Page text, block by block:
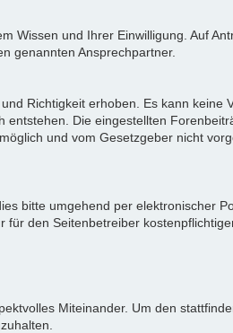
Wissen und Ihrer Einwilligung. Auf
genannten Ansprechpartner.
Richtigkeit erhoben. Es kann keine
Die eingestellten
und vom Gesetzgeber nicht
bitte umgehend per elektronischer
den Seitenbetreiber
Miteinander. Um den